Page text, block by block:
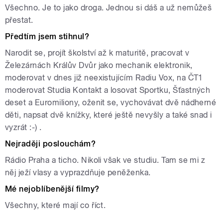
Všechno. Je to jako droga. Jednou si dáš a už nemůžeš
přestat.
Předtím jsem stihnul?
Narodit se, projít školství až k maturitě, pracovat v
Železárnách Králův Dvůr jako mechanik elektronik,
moderovat v dnes již neexistujícím Radiu Vox, na ČT1
moderovat Studia Kontakt a losovat Sportku, Šťastných
deset a Euromiliony, oženit se, vychovávat dvě nádherné
děti, napsat dvě knížky, které ještě nevyšly a také snad i
vyzrát :-) .
Nejraději poslouchám?
Rádio Praha a ticho. Nikoli však ve studiu. Tam se mi z
něj ježí vlasy a vyprazdňuje peněženka.
Mé nejoblíbenější filmy?
Všechny, které mají co říct.